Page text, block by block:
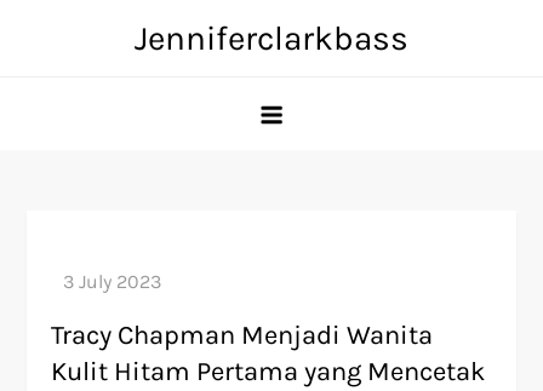
Jenniferclarkbass
Tracy Chapman Menjadi Wanita
Kulit Hitam Pertama yang Mencetak